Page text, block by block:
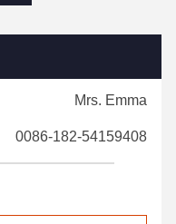
Mrs. Emma
0086-182-54159408